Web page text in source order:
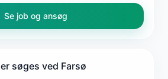
Se job og ansøg
søges ved Farsø